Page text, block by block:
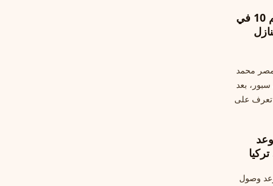
محمد صلاح يختار الرقم 10 في
مصر محمد
سبور، بعد
تعرف على
وصول